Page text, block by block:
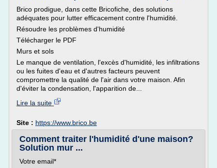
Brico prodigue, dans cette Bricofiche, des solutions
adéquates pour lutter efficacement contre l'humidité.
Résoudre les problèmes d'humidité
Télécharger le PDF
Murs et sols
Le manque de ventilation, l'excès d'humidité, les infiltrations
ou les fuites d'eau et d'autres facteurs peuvent
compromettre la qualité de l'air dans votre maison. Afin
d'éviter la condensation, l'apparition de...
Lire la suite
Site : https://www.brico.be
Comment traiter l'humidité d'une maison?
Solution mur ...
Votre email*